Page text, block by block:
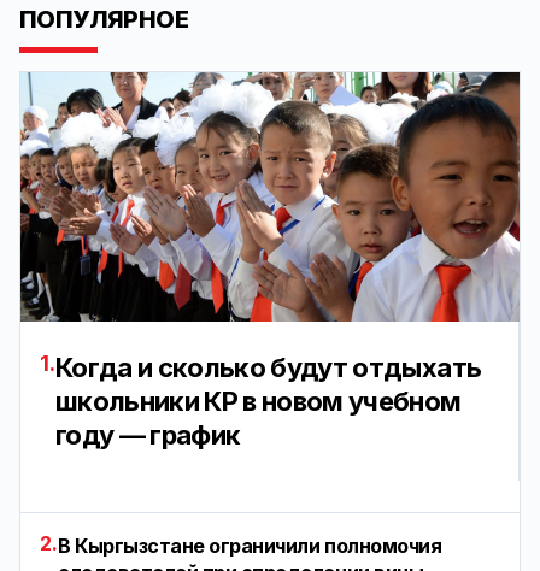
ПОПУЛЯРНОЕ
1.Когда и сколько будут отдыхать
школьники КР в новом учебном
году — график
2.В Кыргызстане ограничили полномочия